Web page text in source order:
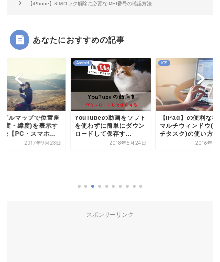
【iPhone】SIMロック解除に必要なIMEI番号の確認方法
あなたにおすすめの記事
グルマップで位置座
度・緯度)を表示す
法【PC・スマホ...
2017年9月28日
Android
YouTubeの動画をソフト
を使わずに簡単にダウン
ロードして保存す...
2018年6月24日
iOS
【iPad】の便利な機
マルチウィンドウ(
チタスク)の使い方...
2016年10
スポンサーリンク